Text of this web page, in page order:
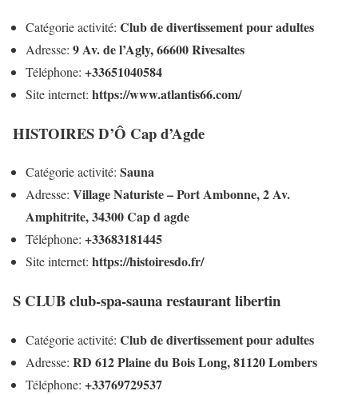
Catégorie activité: Club de divertissement pour adultes
Adresse: 9 Av. de l’Agly, 66600 Rivesaltes
Téléphone: +33651040584
Site internet: https://www.atlantis66.com/
HISTOIRES D’Ô Cap d’Agde
Catégorie activité: Sauna
Adresse: Village Naturiste – Port Ambonne, 2 Av.
Amphitrite, 34300 Cap d agde
Téléphone: +33683181445
Site internet: https://histoiresdo.fr/
S CLUB club-spa-sauna restaurant libertin
Catégorie activité: Club de divertissement pour adultes
Adresse: RD 612 Plaine du Bois Long, 81120 Lombers
Téléphone: +33769729537